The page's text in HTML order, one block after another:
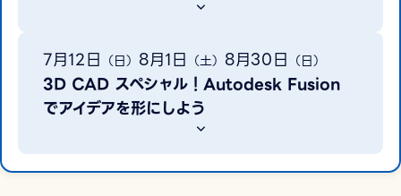
7月12日 （日） 8月1日 （土） 8月30日 （日）
3D CAD スペシャル！Autodesk Fusion
でアイデアを形にしよう